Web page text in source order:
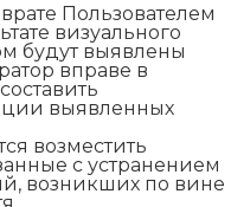
Пользователем
визуального
будут выявлены
вправе в
выявленных
возместить
с устранением
возникших по вине